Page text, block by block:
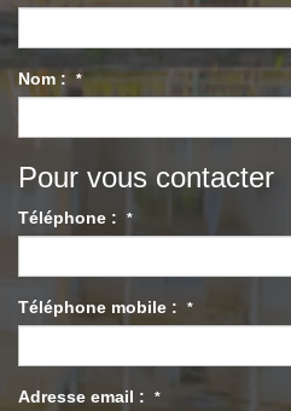
Nom : *
Pour vous contacter
Téléphone : *
Téléphone mobile : *
Adresse email : *